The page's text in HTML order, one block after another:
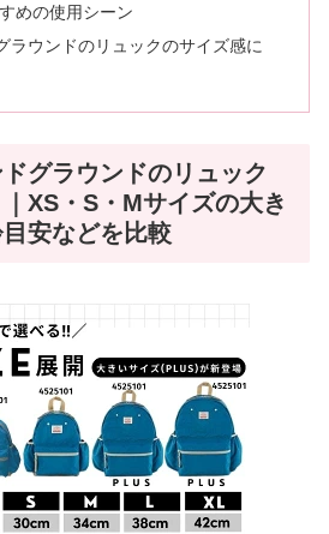
めの使用シーン
ラウンドのリュックのサイズ感に
グラウンドのリュック
XS・S・Mサイズの大き
安などを比較